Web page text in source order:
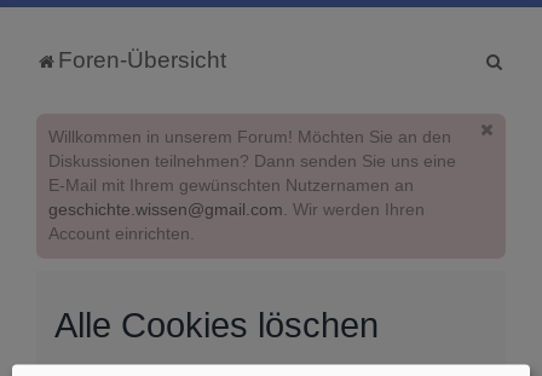
Foren-Übersicht
Willkommen in unserem Forum! Möchten Sie an den
Diskussionen teilnehmen? Dann senden Sie uns eine
E-Mail mit Ihrem gewünschten Nutzernamen an
geschichte.wissen@gmail.com. Wir werden Ihren
Account einrichten.
Alle Cookies löschen